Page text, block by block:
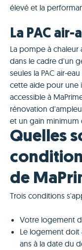
élevé et la
La PAC
La pompe à chaleur
dans le cadre d'un
seules la PAC air-
cette aide pour une
accessible à
rénovation
et un gain minimum
Quelles
de
Trois conditions
Votre logement
Le logement doit
ans à la date du